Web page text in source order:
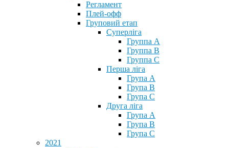
Регламент
Плей-офф
Груповий етап
Суперліга
Группа A
Группа B
Группа C
Перша ліга
Група A
Група B
Група C
Друга ліга
Група A
Група B
Група C
2021